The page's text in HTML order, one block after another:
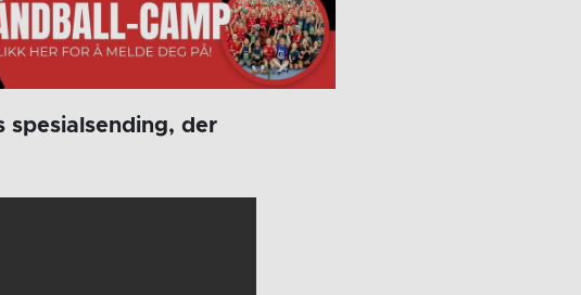
spesialsending, der